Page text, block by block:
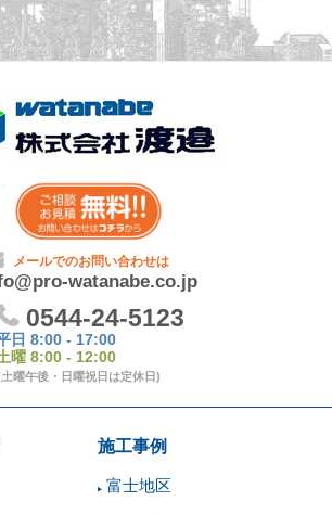
施工事例
富士地区